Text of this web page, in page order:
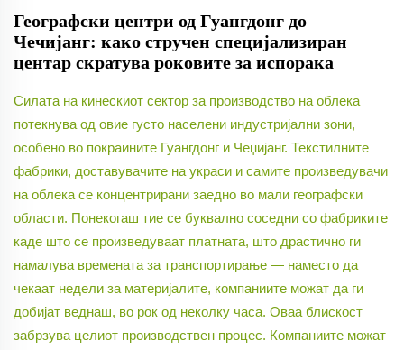
Географски центри од Гуангдонг до
Чечијанг: како стручен специјализиран
центар скратува роковите за испорака
Силата на кинескиот сектор за производство на облека
потекнува од овие густо населени индустријални зони,
особено во покраините Гуангдонг и Чеџијанг. Текстилните
фабрики, доставувачите на украси и самите произведувачи
на облека се концентрирани заедно во мали географски
области. Понекогаш тие се буквално соседни со фабриките
каде што се произведуваат платната, што драстично ги
намалува времената за транспортирање — наместо да
чекаат недели за материјалите, компаниите можат да ги
добијат веднаш, во рок од неколку часа. Оваа блискост
забрзува целиот производствен процес. Компаниите можат